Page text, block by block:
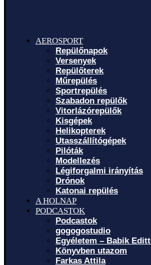
AEROSPORT
Repülőnapok
Versenyek
Repülőterek
Műrepülés
Sportrepülés
Szabadon repülők
Vitorlázórepülők
Kisgépek
Helikopterek
Utasszállítógépek
Pilóták
Modellezés
Légiforgalmi irányítás
Drónok
Katonai repülés
A HOLNAP
PODCASTOK
Podcastok
gogogostudio
Egyéletem – Babik
Könyvben utazom
Farkas Attila